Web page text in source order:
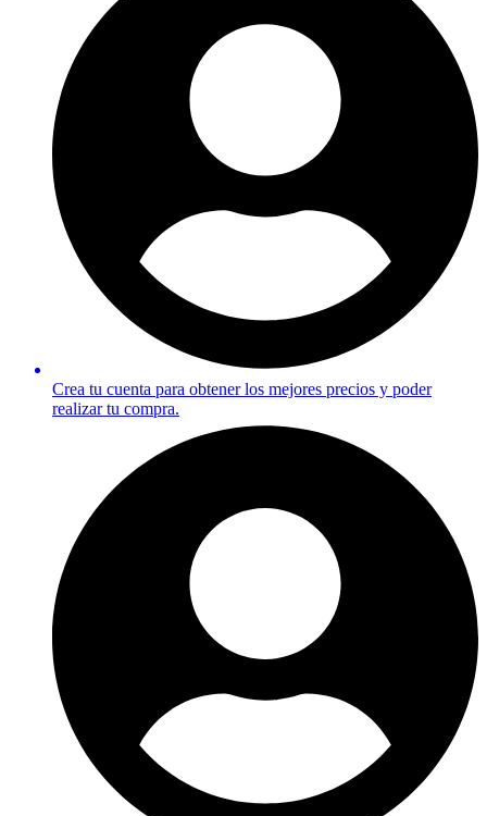
Crea tu cuenta para obtener los mejores precios y poder
realizar tu compra.